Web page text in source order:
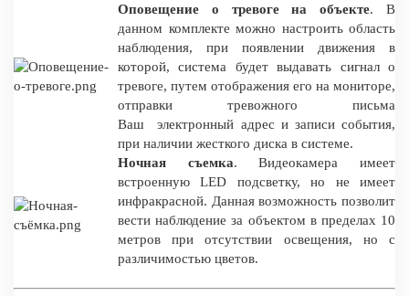
Оповещение о тревоге на объекте. В
данном комплекте можно настроить область
наблюдения, при появлении движения в
которой, система будет выдавать сигнал о
тревоге, путем отображения его на мониторе,
отправки тревожного письма
Ваш электронный адрес и записи события,
при наличии жесткого диска в системе.
Ночная съемка. Видеокамера имеет
встроенную LED подсветку, но не имеет
инфракрасной. Данная возможность позволит
вести наблюдение за объектом в пределах 10
метров при отсутствии освещения, но с
различимостью цветов.